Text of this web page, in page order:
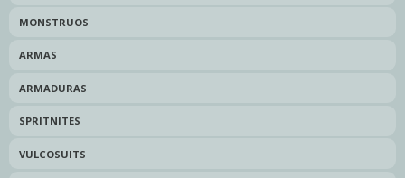
MONSTRUOS
ARMAS
ARMADURAS
SPRITNITES
VULCOSUITS